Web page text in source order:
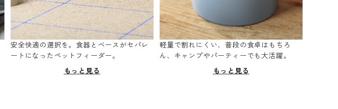
安全快適の選択を。食器とベースがセパレ
ートになったペットフィーダー。
もっと見る
軽量で割れにくい、普段の食卓はもちろ
ん、キャンプやパーティーでも大活躍。
もっと見る